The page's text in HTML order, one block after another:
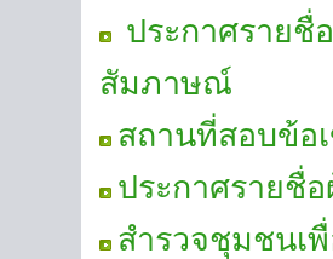
ประกาศรายชื่
สัมภาษณ์
สถานที่สอบข้อ
ประกาศรายชื่
สำรวจชุมชนเ